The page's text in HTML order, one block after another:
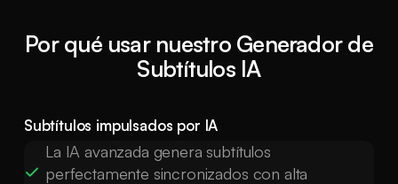
Por qué usar nuestro Generador de
Subtítulos IA
Subtítulos impulsados por IA
La IA avanzada genera subtítulos
perfectamente sincronizados con alta